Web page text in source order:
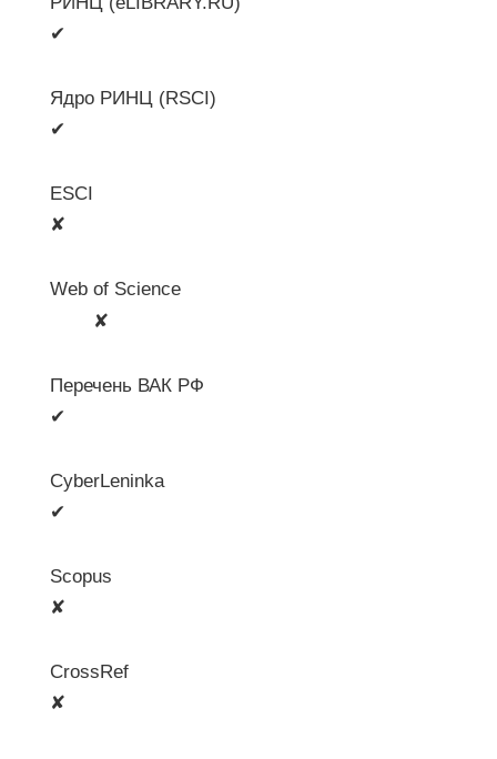
✔
Ядро РИНЦ (RSCI)
✔
ESCI
✘
Web of Science
✘
Перечень ВАК РФ
✔
CyberLeninka
✔
Scopus
✘
CrossRef
✘